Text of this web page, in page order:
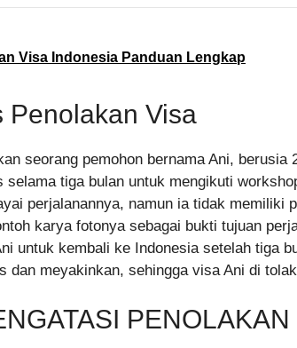
Visa Indonesia Panduan Lengkap
Penolakan Visa
seorang pemohon bernama Ani, berusia
selama tiga bulan untuk mengikuti
perjalanannya, namun ia tidak memiliki
karya fotonya sebagai bukti tujuan
untuk kembali ke Indonesia setelah tiga
dan meyakinkan, sehingga visa Ani di